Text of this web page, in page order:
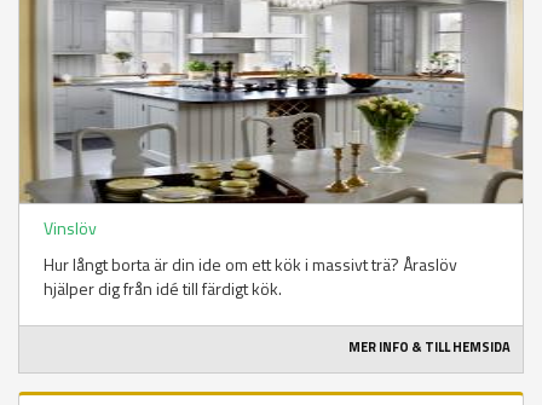
Vinslöv
Hur långt borta är din ide om ett kök i massivt trä? Åraslöv
hjälper dig från idé till färdigt kök.
MER INFO & TILL HEMSIDA